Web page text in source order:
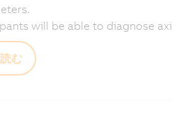
will be able to diagnose
む